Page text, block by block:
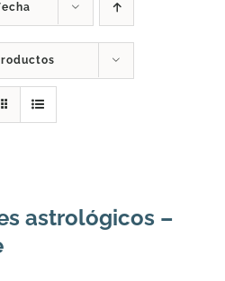
astrológicos –